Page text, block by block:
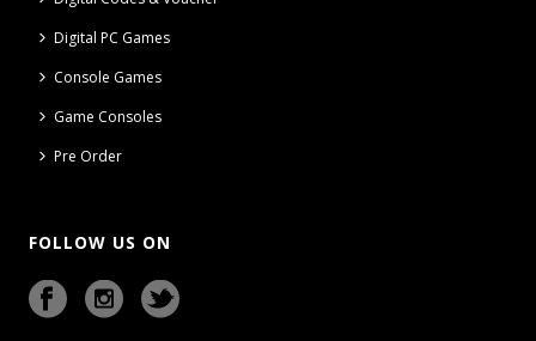
Digital PC Games
Console Games
Game Consoles
Pre Order
FOLLOW US ON